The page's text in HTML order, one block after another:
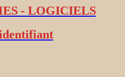
- LOGICIELS